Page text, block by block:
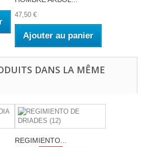
47,50 €
Ajouter au panier
DANS LA MÊME
REGIMIENTO...